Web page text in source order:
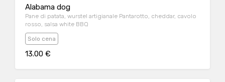
Alabama dog
Pane di patata, wurstel artigianale Pantarotto, cheddar, cavolo
rosso, salsa white BBQ
Solo cena
13.00 €